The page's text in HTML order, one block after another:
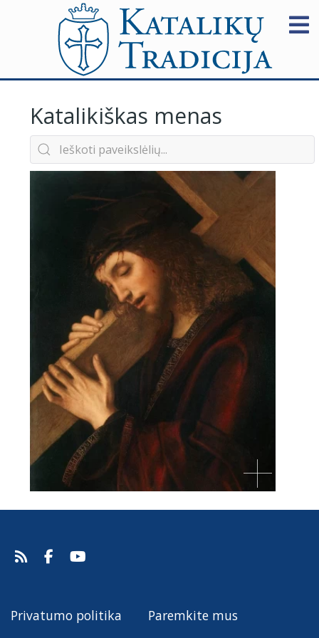
Katalikiškas menas
Privatumo politika Paremkite mus